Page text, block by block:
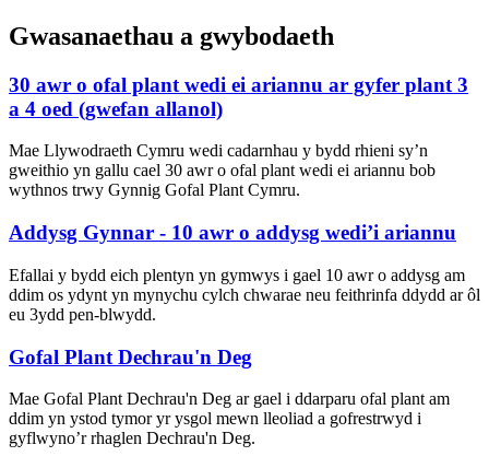
Gwasanaethau a gwybodaeth
30 awr o ofal plant wedi ei ariannu ar gyfer plant 3
a 4 oed (gwefan allanol)
Mae Llywodraeth Cymru wedi cadarnhau y bydd rhieni sy’n
gweithio yn gallu cael 30 awr o ofal plant wedi ei ariannu bob
wythnos trwy Gynnig Gofal Plant Cymru.
Addysg Gynnar - 10 awr o addysg wedi’i ariannu
Efallai y bydd eich plentyn yn gymwys i gael 10 awr o addysg am
ddim os ydynt yn mynychu cylch chwarae neu feithrinfa ddydd ar ôl
eu 3ydd pen-blwydd.
Gofal Plant Dechrau'n Deg
Mae Gofal Plant Dechrau'n Deg ar gael i ddarparu ofal plant am
ddim yn ystod tymor yr ysgol mewn lleoliad a gofrestrwyd i
gyflwyno’r rhaglen Dechrau'n Deg.